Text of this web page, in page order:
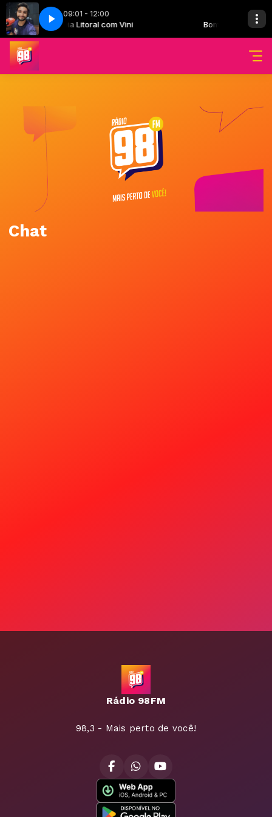
09:01 - 12:00
Bom Dia Litoral com Vini Bom Dia Litoral
Chat
Rádio 98FM
98,3 - Mais perto de você!